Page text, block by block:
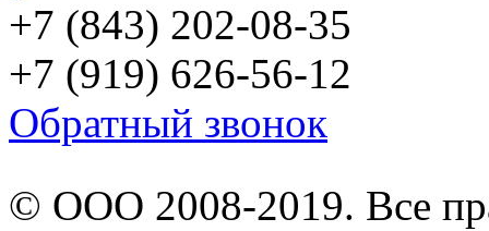
+7 (843) 202-08-35
+7 (919) 626-56-12
Обратный звонок
© ООО 2008-2019. Все